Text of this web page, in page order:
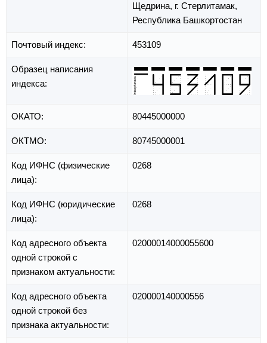
Щедрина, г. Стерлитамак,
Республика Башкортостан
Почтовый индекс: 453109
Образец написания
индекса:
ОКАТО: 80445000000
ОКТМО: 80745000001
Код ИФНС (физические
лица):
0268
Код ИФНС (юридические
лица):
0268
Код адресного объекта
одной строкой с
признаком актуальности:
02000014000055600
Код адресного объекта
одной строкой без
признака актуальности:
020000140000556